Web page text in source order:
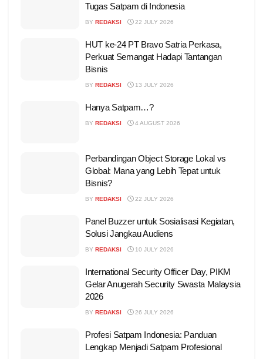
Tugas Satpam di Indonesia
BY REDAKSI 22 JULY 2026
HUT ke-24 PT Bravo Satria Perkasa,
Perkuat Semangat Hadapi Tantangan
Bisnis
BY REDAKSI 13 JULY 2026
Hanya Satpam…?
BY REDAKSI 4 AUGUST 2026
Perbandingan Object Storage Lokal vs
Global: Mana yang Lebih Tepat untuk
Bisnis?
BY REDAKSI 22 JULY 2026
Panel Buzzer untuk Sosialisasi Kegiatan,
Solusi Jangkau Audiens
BY REDAKSI 10 JULY 2026
International Security Officer Day, PIKM
Gelar Anugerah Security Swasta Malaysia
2026
BY REDAKSI 26 JULY 2026
Profesi Satpam Indonesia: Panduan
Lengkap Menjadi Satpam Profesional